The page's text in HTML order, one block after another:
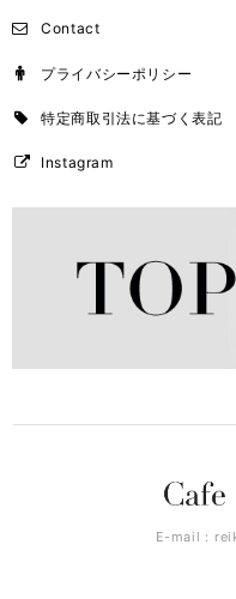
Contact
プライバシーポリシー
特定商取引法に基づく表記
Instagram
E-mail：